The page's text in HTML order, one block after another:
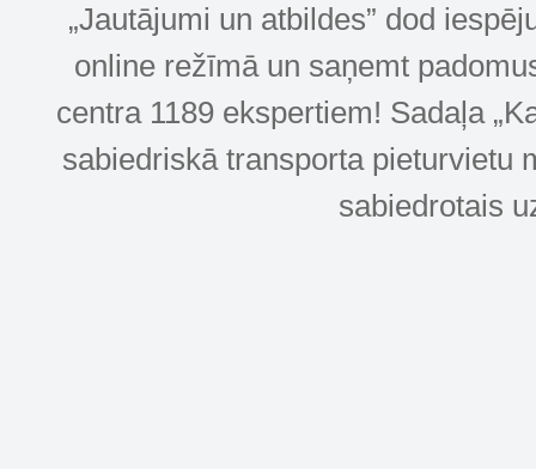
„Jautājumi un atbildes” dod
online režīmā un saņemt
centra 1189 ekspertiem! Sadaļa
sabiedriskā transporta pieturvietu
sabiedrotais